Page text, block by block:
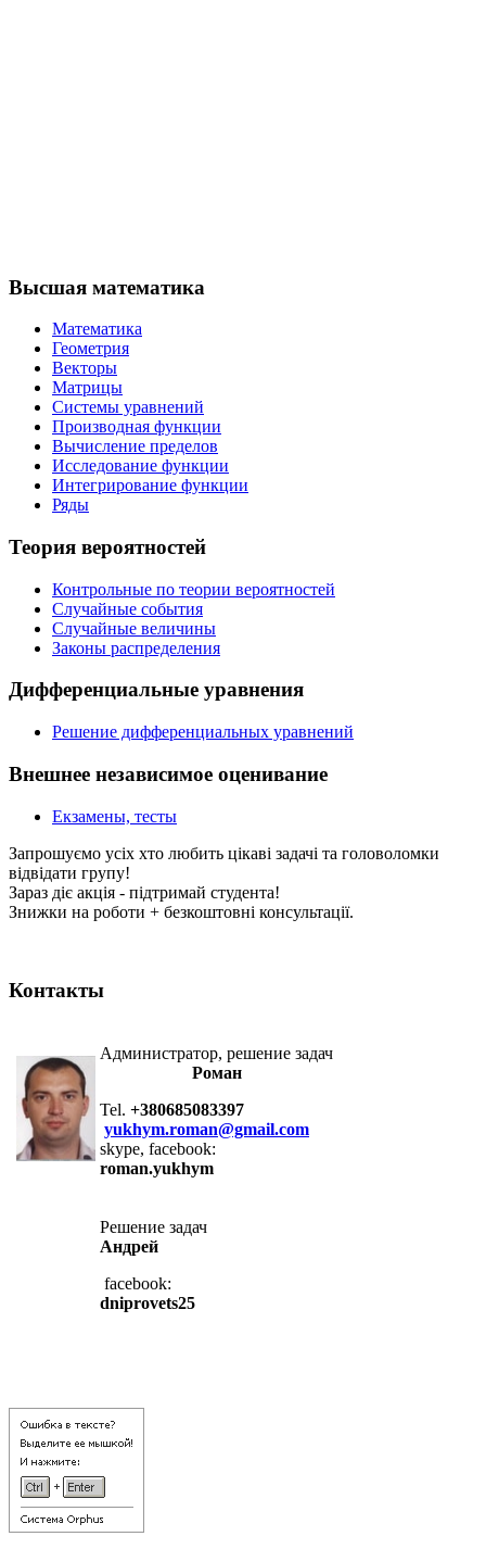
Высшая математика
Математика
Геометрия
Векторы
Матрицы
Системы уравнений
Производная функции
Вычисление пределов
Исследование функции
Интегрирование функции
Ряды
Теория вероятностей
Контрольные по теории вероятностей
Случайные события
Случайные величины
Законы распределения
Дифференциальные уравнения
Решение дифференциальных уравнений
Внешнее независимое оценивание
Екзамены, тесты
Запрошуємо усіх хто любить цікаві задачі та головоломки
відвідати групу!
Зараз діє акція - підтримай студента!
Знижки на роботи + безкоштовні консультації.
Контакты
Администратор, решение задач
Роман
Tel. +380685083397
yukhym.roman@gmail.com
skype, facebook:
roman.yukhym
Решение задач
Андрей
facebook:
dniprovets25